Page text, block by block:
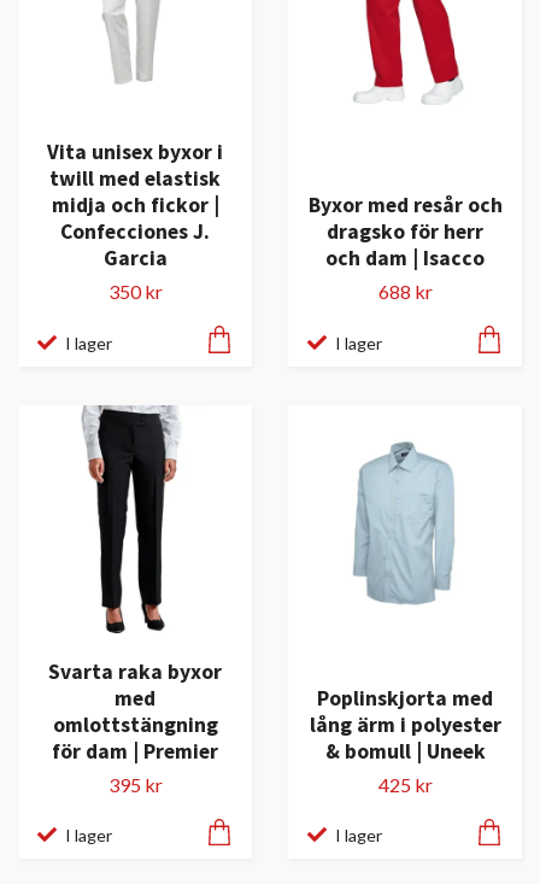
Vita unisex byxor i
twill med elastisk
midja och fickor |
Confecciones J.
Garcia
350 kr
I lager
Byxor med resår och
dragsko för herr
och dam | Isacco
688 kr
I lager
Svarta raka byxor
med
omlottstängning
för dam | Premier
395 kr
I lager
Poplinskjorta med
lång ärm i polyester
& bomull | Uneek
425 kr
I lager